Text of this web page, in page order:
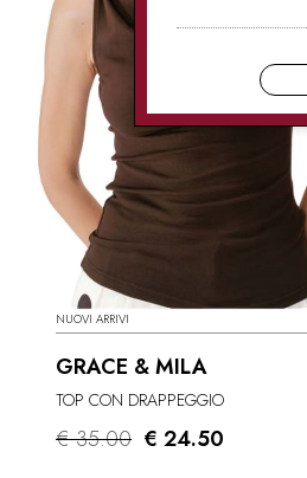
NUOVI ARRIVI
GRACE & MILA
TOP CON DRAPPEGGIO
€ 35.00 € 24.50